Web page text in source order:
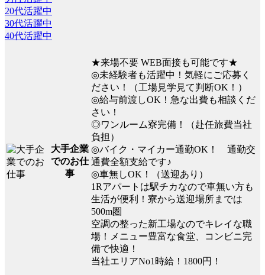
20代活躍中
30代活躍中
40代活躍中
大手企業
でのお仕
事
★来場不要 WEB面接も可能です★
◎未経験者も活躍中！気軽にご応募く
ださい！（工場見学見て判断OK！）
◎給与前渡しOK！急な出費も相談くだ
さい！
◎ワンルーム寮完備！（赴任旅費当社
負担）
◎バイク・マイカー通勤OK！ 通勤交
通費全額支給です♪
◎車無しOK！（送迎あり）
1Rアパートは駅チカなので車無い方も
生活が便利！寮から送迎場所までは
500m圏
空調の整った新工場なのでキレイな職
場！メニュー豊富な食堂、コンビニ完
備で快適！
当社エリアNo1時給！1800円！